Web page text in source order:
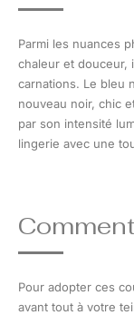
Parmi les nuances
chaleur et douceur,
carnations. Le bleu
nouveau noir, chic
par son intensité
lingerie avec une
Pour adopter ces
avant tout à votre